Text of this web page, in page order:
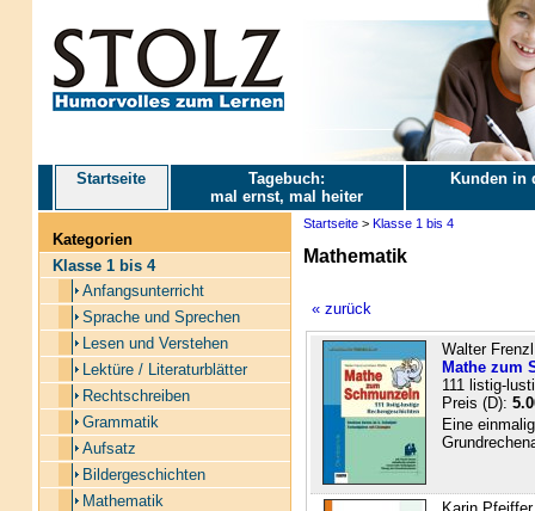
Startseite
Tagebuch:
mal ernst, mal heiter
Kunden in
Kategorien
Klasse 1 bis 4
Anfangsunterricht
Sprache und Sprechen
Lesen und Verstehen
Lektüre / Literaturblätter
Rechtschreiben
Grammatik
Aufsatz
Bildergeschichten
Mathematik
Startseite> Klasse 1 bis 4
Mathematik
« zurück
Walter Frenzl
Mathe zum
111 listig-
Preis (D):
Eine